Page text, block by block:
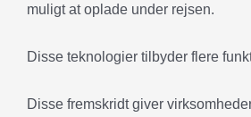
muligt at oplade under rejsen.
Disse teknologier tilbyder flere
Disse fremskridt giver